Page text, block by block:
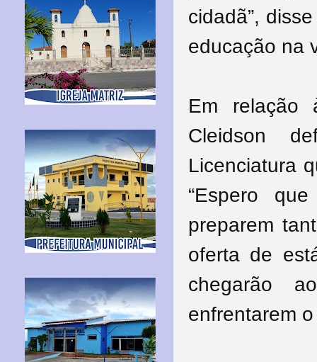
cidadã”,
educação na
Em relação
Cleidson
Licenciatura
“Espero
preparem
oferta de
chegarão
enfrentarem